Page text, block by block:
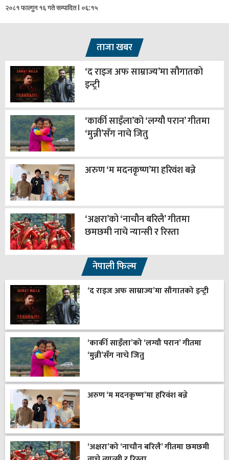
२०८१ फाल्गुन १६ गते सम्पादित l ०६:१५
ताजा खबर
‘द राइज अफ साम्राज्य’मा सौगातको
इन्ट्री
‘कार्की साइँला’को ‘लग्यौ परान’ गीतमा
‘मुन्नी’सँग नाचे जितु
अरुण ‘म मदनकृष्ण’मा हरिवंश बन्ने
‘अक्षरा’को ‘नाचौन बरिलै’ गीतमा
छमछमी नाचे न्यान्सी र रिस्ता
नेपाली फिल्म
‘द राइज अफ साम्राज्य’मा सौगातको इन्ट्री
‘कार्की साइँला’को ‘लग्यौ परान’ गीतमा
‘मुन्नी’सँग नाचे जितु
अरुण ‘म मदनकृष्ण’मा हरिवंश बन्ने
‘अक्षरा’को ‘नाचौन बरिलै’ गीतमा छमछमी